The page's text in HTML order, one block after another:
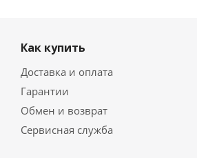
Как купить
Доставка и оплата
Гарантии
Обмен и возврат
Сервисная служба